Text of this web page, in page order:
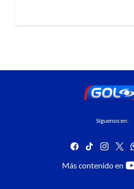
Síguenos en:
facebook
tiktok
Más contenido en